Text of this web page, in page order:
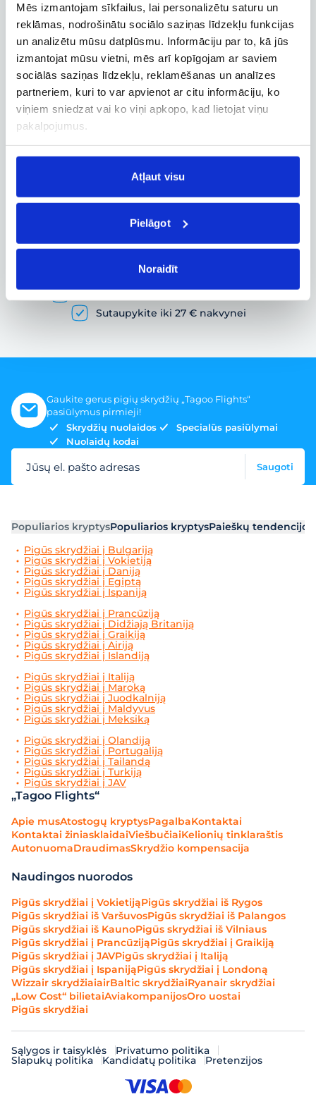
Mēs izmantojam sīkfailus, lai personalizētu saturu un
reklāmas, nodrošinātu sociālo saziņas līdzekļu funkcijas
un analizētu mūsu datplūsmu. Informāciju par to, kā jūs
izmantojat mūsu vietni, mēs arī kopīgojam ar saviem
sociālās saziņas līdzekļu, reklamēšanas un analīzes
partneriem, kuri to var apvienot ar citu informāciju, ko
viņiem sniedzat vai ko viņi apkopo, kad lietojat viņu
pakalpojumus.
Atļaut visu
Pielāgot
Noraidīt
Verslo paskyra
Verslo, tarnybinių ir darbostogų
skrydžių užsakymai
Skrydžio sekimas
Skrydžio būsenos ir kitos aktualios
informacijos sekimas realiuoju laiku
Pigių skrydžių paieška ir lėktuvo bilietų
užsakymas
Gausybė skrydžių pasiūlymų
Sutaupykite iki 27 € nakvynei
Gaukite gerus pigių skrydžių „Tagoo Flights“
pasiūlymus pirmieji!
Skrydžių nuolaidos
Specialūs pasiūlymai
Nuolaidų kodai
Jūsų el. pašto adresas Saugoti
Populiarios kryptysPopuliarios kryptysPaieškų tendencijos
Pigūs skrydžiai į Bulgariją
Pigūs skrydžiai į Vokietiją
Pigūs skrydžiai į Daniją
Pigūs skrydžiai į Egiptą
Pigūs skrydžiai į Ispaniją
Pigūs skrydžiai į Prancūziją
Pigūs skrydžiai į Didžiają Britaniją
Pigūs skrydžiai į Graikiją
Pigūs skrydžiai į Airiją
Pigūs skrydžiai į Islandiją
Pigūs skrydžiai į Italiją
Pigūs skrydžiai į Maroką
Pigūs skrydžiai į Juodkalniją
Pigūs skrydžiai į Maldyvus
Pigūs skrydžiai į Meksiką
Pigūs skrydžiai į Olandiją
Pigūs skrydžiai į Portugaliją
Pigūs skrydžiai į Tailandą
Pigūs skrydžiai į Turkiją
Pigūs skrydžiai į JAV
„Tagoo Flights“
Apie musAtostogų kryptysPagalbaKontaktai
Kontaktai žiniasklaidaiViešbučiaiKelionių tinklaraštis
AutonuomaDraudimasSkrydžio kompensacija
Naudingos nuorodos
Pigūs skrydžiai į VokietijąPigūs skrydžiai iš Rygos
Pigūs skrydžiai iš VaršuvosPigūs skrydžiai iš Palangos
Pigūs skrydžiai iš KaunoPigūs skrydžiai iš Vilniaus
Pigūs skrydžiai į PrancūzijąPigūs skrydžiai į Graikiją
Pigūs skrydžiai į JAVPigūs skrydžiai į Italiją
Pigūs skrydžiai į IspanijąPigūs skrydžiai į Londoną
Wizzair skrydžiaiairBaltic skrydžiaiRyanair skrydžiai
„Low Cost“ bilietaiAviakompanijosOro uostai
Pigūs skrydžiai
Sąlygos ir taisyklės Privatumo politika
Slapukų politika Kandidatų politika Pretenzijos